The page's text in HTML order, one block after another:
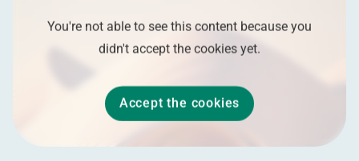
You're not able to see this content because you
didn't accept the cookies yet.
Accept the cookies